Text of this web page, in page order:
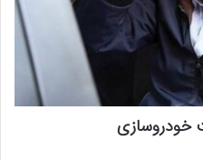
خودروسازی